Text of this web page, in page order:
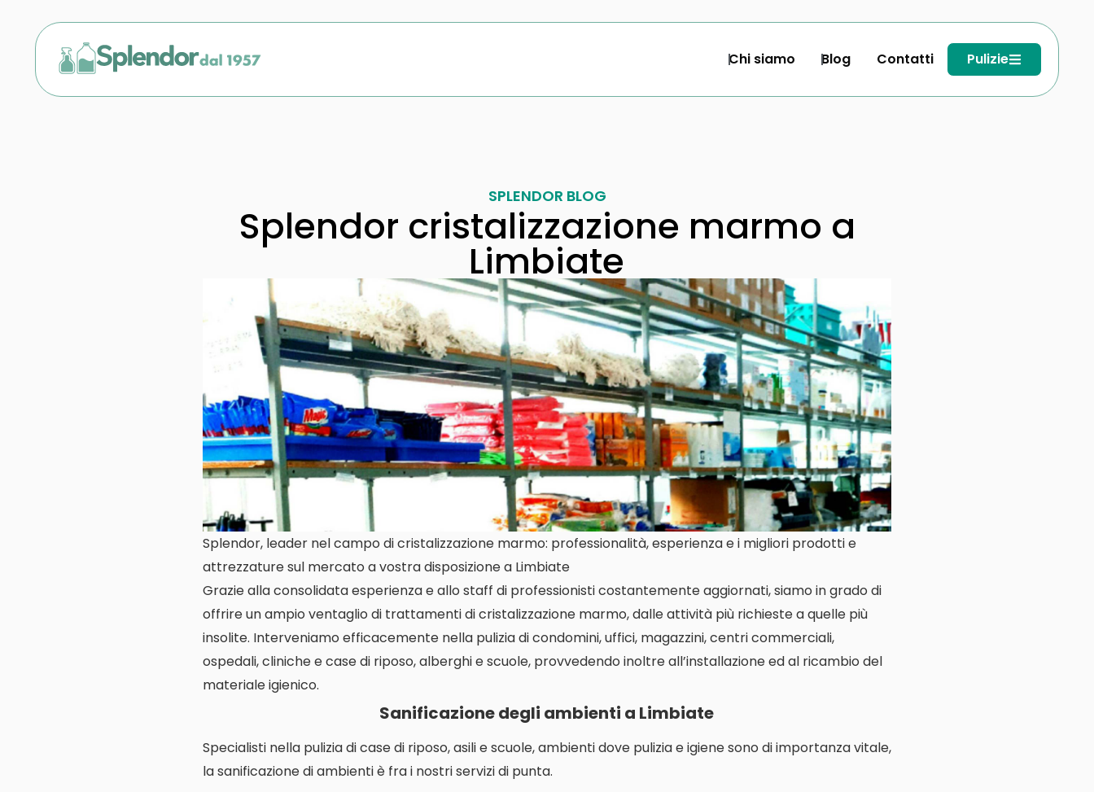
Chi siamo Blog Contatti Pulizie
SPLENDOR BLOG
Splendor cristalizzazione marmo a
Limbiate
Splendor, leader nel campo di cristalizzazione marmo: professionalità, esperienza e i migliori prodotti e
attrezzature sul mercato a vostra disposizione a Limbiate
Grazie alla consolidata esperienza e allo staff di professionisti costantemente aggiornati, siamo in grado di
offrire un ampio ventaglio di trattamenti di cristalizzazione marmo, dalle attività più richieste a quelle più
insolite. Interveniamo efficacemente nella pulizia di condomini, uffici, magazzini, centri commerciali,
ospedali, cliniche e case di riposo, alberghi e scuole, provvedendo inoltre all’installazione ed al ricambio del
materiale igienico.
Sanificazione degli ambienti a Limbiate
Specialisti nella pulizia di case di riposo, asili e scuole, ambienti dove pulizia e igiene sono di importanza vitale,
la sanificazione di ambienti è fra i nostri servizi di punta.